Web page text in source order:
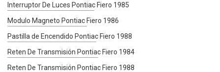
Interruptor De Luces Pontiac Fiero 1985
Modulo Magneto Pontiac Fiero 1986
Pastilla de Encendido Pontiac Fiero 1988
Reten De Transmisión Pontiac Fiero 1984
Reten De Transmisión Pontiac Fiero 1988